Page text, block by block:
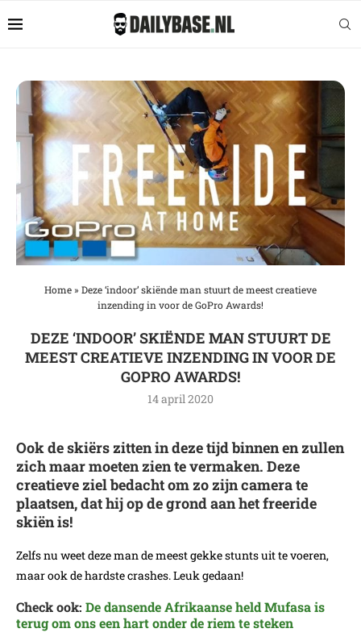
Home» Deze ‘indoor’ skiënde man stuurt de meest creatieve
inzending in voor de GoPro Awards!
DEZE ‘INDOOR’ SKIËNDE MAN STUURT DE
MEEST CREATIEVE INZENDING IN VOOR DE
GOPRO AWARDS!
14 april 2020
Ook de skiërs zitten in deze tijd binnen en zullen
zich maar moeten zien te vermaken. Deze
creatieve ziel bedacht om zo zijn camera te
plaatsen, dat hij op de grond aan het freeride
skiën is!
Zelfs nu weet deze man de meest gekke stunts uit te voeren,
maar ook de hardste crashes. Leuk gedaan!
Check ook: De dansende Afrikaanse held Mufasa is
terug om ons een hart onder de riem te steken